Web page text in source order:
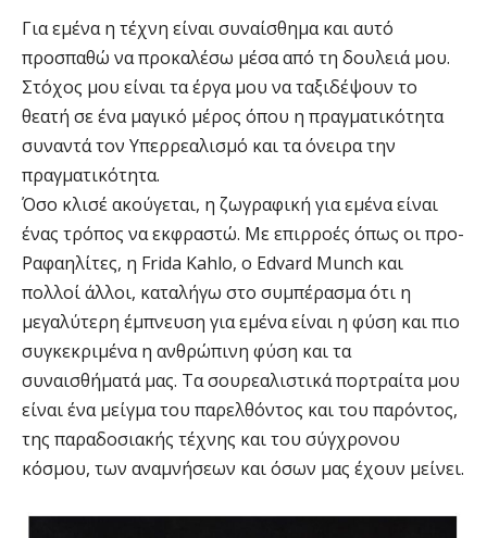
Για εμένα η τέχνη είναι συναίσθημα και αυτό
προσπαθώ να προκαλέσω μέσα από τη δουλειά μου.
Στόχος μου είναι τα έργα μου να ταξιδέψουν το
θεατή σε ένα μαγικό μέρος όπου η πραγματικότητα
συναντά τον Υπερρεαλισμό και τα όνειρα την
πραγματικότητα.
Όσο κλισέ ακούγεται, η ζωγραφική για εμένα είναι
ένας τρόπος να εκφραστώ. Με επιρροές όπως οι προ-
Ραφαηλίτες, η Frida Kahlo, ο Edvard Munch και
πολλοί άλλοι, καταλήγω στο συμπέρασμα ότι η
μεγαλύτερη έμπνευση για εμένα είναι η φύση και πιο
συγκεκριμένα η ανθρώπινη φύση και τα
συναισθήματά μας. Τα σουρεαλιστικά πορτραίτα μου
είναι ένα μείγμα του παρελθόντος και του παρόντος,
της παραδοσιακής τέχνης και του σύγχρονου
κόσμου, των αναμνήσεων και όσων μας έχουν μείνει.